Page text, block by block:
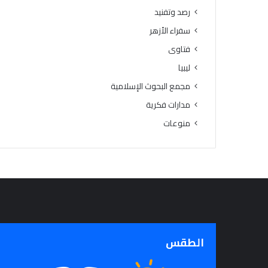
رصد وتفنيد
سفراء الأزهر
فتاوى
ليبيا
مجمع البحوث الإسلامية
مدارات فكرية
منوعات
الطقس